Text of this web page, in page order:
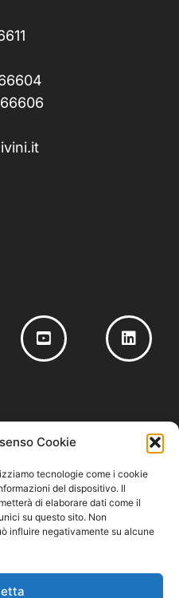
Cookie
tecnologie come i cookie
del dispositivo. Il
di elaborare dati come il
su questo sito. Non
influire negativamente su alcune
–Codice Etico e Modello 231